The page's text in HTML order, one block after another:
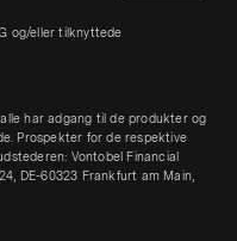
og/eller tilknyttede
har adgang til de produkter og
Prospekter for de respektive
Vontobel Financial
DE-60323 Frankfurt am Main,